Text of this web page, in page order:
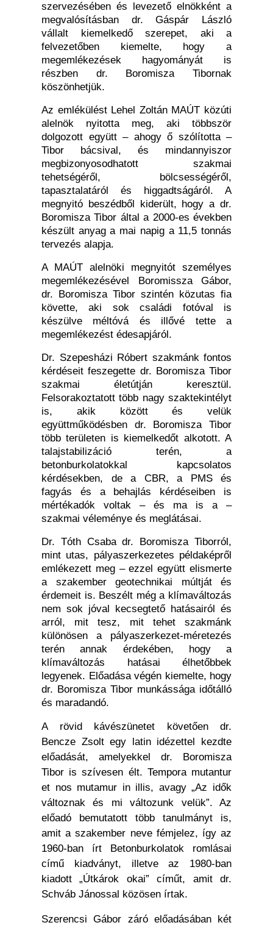
szervezésében és levezető elnökként a
megvalósításban dr. Gáspár László
vállalt kiemelkedő szerepet, aki a
felvezetőben kiemelte, hogy a
megemlékezések hagyományát is
részben dr. Boromisza Tibornak
köszönhetjük.
Az emlékülést Lehel Zoltán MAÚT közúti
alelnök nyitotta meg, aki többször
dolgozott együtt – ahogy ő szólította –
Tibor bácsival, és mindannyiszor
megbizonyosodhatott szakmai
tehetségéről, bölcsességéről,
tapasztalatáról és higgadtságáról. A
megnyitó beszédből kiderült, hogy a dr.
Boromisza Tibor által a 2000-es években
készült anyag a mai napig a 11,5 tonnás
tervezés alapja.
A MAÚT alelnöki megnyitót személyes
megemlékezésével Boromissza Gábor,
dr. Boromisza Tibor szintén közutas fia
követte, aki sok családi fotóval is
készülve méltóvá és illővé tette a
megemlékezést édesapjáról.
Dr. Szepesházi Róbert szakmánk fontos
kérdéseit feszegette dr. Boromisza Tibor
szakmai életútján keresztül.
Felsorakoztatott több nagy szaktekintélyt
is, akik között és velük
együttműködésben dr. Boromisza Tibor
több területen is kiemelkedőt alkotott. A
talajstabilizáció terén, a
betonburkolatokkal kapcsolatos
kérdésekben, de a CBR, a PMS és
fagyás és a behajlás kérdéseiben is
mértékadók voltak – és ma is a –
szakmai véleménye és meglátásai.
Dr. Tóth Csaba dr. Boromisza Tiborról,
mint utas, pályaszerkezetes példaképről
emlékezett meg – ezzel együtt elismerte
a szakember geotechnikai múltját és
érdemeit is. Beszélt még a klímaváltozás
nem sok jóval kecsegtető hatásairól és
arról, mit tesz, mit tehet szakmánk
különösen a pályaszerkezet-méretezés
terén annak érdekében, hogy a
klímaváltozás hatásai élhetőbbek
legyenek. Előadása végén kiemelte, hogy
dr. Boromisza Tibor munkássága időtálló
és maradandó.
A rövid kávészünetet követően dr.
Bencze Zsolt egy latin idézettel kezdte
előadását, amelyekkel dr. Boromisza
Tibor is szívesen élt. Tempora mutantur
et nos mutamur in illis, avagy „Az idők
változnak és mi változunk velük”. Az
előadó bemutatott több tanulmányt is,
amit a szakember neve fémjelez, így az
1960-ban írt Betonburkolatok romlásai
című kiadványt, illetve az 1980-ban
kiadott „Útkárok okai” címűt, amit dr.
Schváb Jánossal közösen írtak.
Szerencsi Gábor záró előadásában két